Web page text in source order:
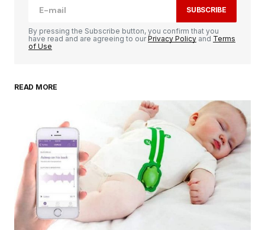
Your Name
Your E-mail
Enregistrer mon nom, mon e-mail et mon
site dans le navigateur pour mon prochain
commentaire.
SUBMIT COMMENT
SUBSCRIBE
By pressing the Subscribe button, you confirm that you
have read and are agreeing to ourPrivacy Policy and Terms
of Use
READ MORE